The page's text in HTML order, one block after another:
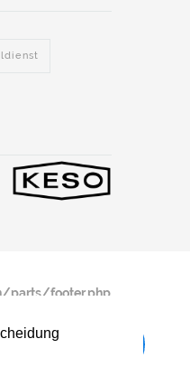
parts/footer.php